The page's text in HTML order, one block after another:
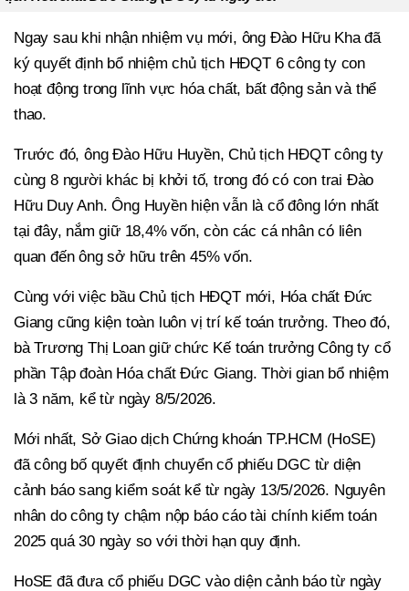
Ngay sau khi nhận nhiệm vụ mới, ông Đào Hữu Kha đã
ký quyết định bổ nhiệm chủ tịch HĐQT 6 công ty con
hoạt động trong lĩnh vực hóa chất, bất động sản và thể
thao.
Trước đó, ông Đào Hữu Huyền, Chủ tịch HĐQT công ty
cùng 8 người khác bị khởi tố, trong đó có con trai Đào
Hữu Duy Anh. Ông Huyền hiện vẫn là cổ đông lớn nhất
tại đây, nắm giữ 18,4% vốn, còn các cá nhân có liên
quan đến ông sở hữu trên 45% vốn.
Cùng với việc bầu Chủ tịch HĐQT mới, Hóa chất Đức
Giang cũng kiện toàn luôn vị trí kế toán trưởng. Theo đó,
bà Trương Thị Loan giữ chức Kế toán trưởng Công ty cổ
phần Tập đoàn Hóa chất Đức Giang. Thời gian bổ nhiệm
là 3 năm, kể từ ngày 8/5/2026.
Mới nhất, Sở Giao dịch Chứng khoán TP.HCM (HoSE)
đã công bố quyết định chuyển cổ phiếu DGC từ diện
cảnh báo sang kiểm soát kể từ ngày 13/5/2026. Nguyên
nhân do công ty chậm nộp báo cáo tài chính kiểm toán
2025 quá 30 ngày so với thời hạn quy định.
HoSE đã đưa cổ phiếu DGC vào diện cảnh báo từ ngày